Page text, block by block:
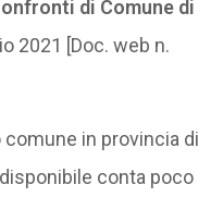
di Comune di
2021 [Doc. web n.
in provincia di
conta poco